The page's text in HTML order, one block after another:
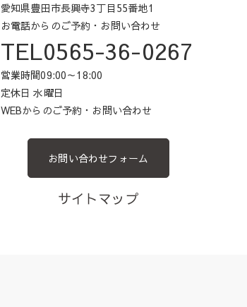
愛知県豊田市長興寺3丁目55番地1
お電話からのご予約・お問い合わせ
TEL0565-36-0267
営業時間09:00～18:00
定休日 水曜日
WEBからのご予約・お問い合わせ
お問い合わせフォーム
サイトマップ